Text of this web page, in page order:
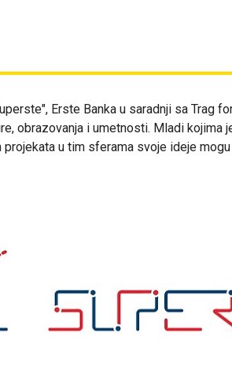
Erste Banka u saradnji sa Trag
obrazovanja i umetnosti. Mladi kojima
u tim sferama svoje ideje